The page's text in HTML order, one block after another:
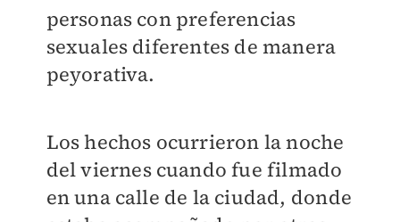
personas con preferencias
sexuales diferentes de manera
peyorativa.
Los hechos ocurrieron la noche
del viernes cuando fue filmado
en una calle de la ciudad, donde